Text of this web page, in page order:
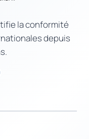
la conformité
depuis